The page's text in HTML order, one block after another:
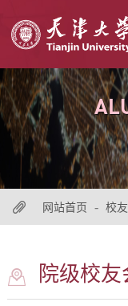
网站首页 - 校
院级校友